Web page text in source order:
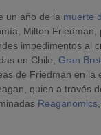
un año de la muerte
Milton Friedman,
impedimentos al
en Chile, Gran
de Friedman en la
quien a través
Reaganomics